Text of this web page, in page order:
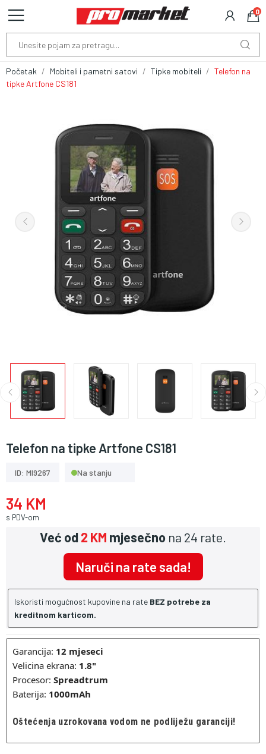
0
Početak Mobiteli i pametni satovi Tipke mobiteli
Telefon na
tipke Artfone CS181
Telefon na tipke Artfone CS181
ID: MI9267 Na stanju
34 KM
s PDV-om
Već od2 KM mjesečno na 24 rate.
Naruči na rate sada!
Iskoristi mogućnost kupovine na rate BEZ potrebe za
kreditnom karticom.
Garancija: 12 mjeseci
Velicina ekrana: 1.8"
Procesor: Spreadtrum
Baterija: 1000mAh
Oštećenja uzrokovana vodom ne podliježu garanciji!